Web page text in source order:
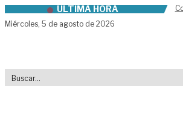
Skip to contentÚLTIMA HORA
Miércoles, 5 de agosto de 2026